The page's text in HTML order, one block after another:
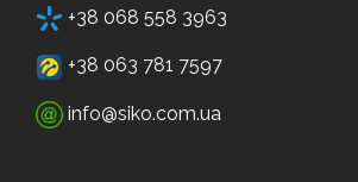
+38 068 558 3963
+38 063 781 7597
info@siko.com.ua